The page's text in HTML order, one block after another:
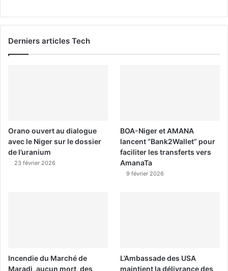
Derniers articles Tech
Orano ouvert au dialogue
avec le Niger sur le dossier
de l’uranium
23 février 2026
BOA-Niger et AMANA
lancent “Bank2Wallet” pour
faciliter les transferts vers
AmanaTa
9 février 2026
Incendie du Marché de
Maradi, aucun mort, des
L’Ambassade des USA
maintient la délivrance des